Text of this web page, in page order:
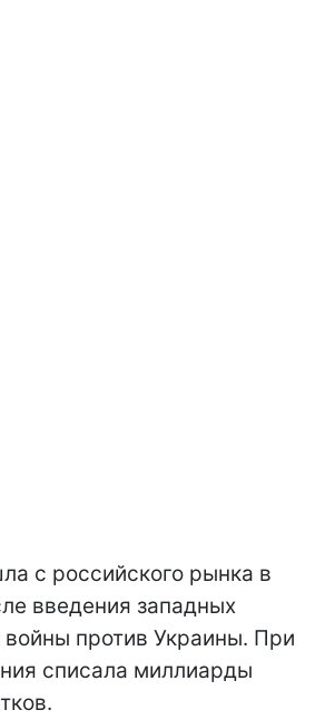
с российского рынка в
введения западных
войны против Украины. При
списала миллиарды